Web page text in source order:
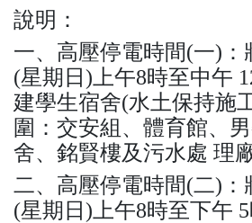
說明：
一、高壓停電時間(一)：
(星期日)上午8時至中午
建學生宿舍(水土保持施
圍：交安組、體育館、
舍、銘賢樓及污水處 理廠
二、高壓停電時間(二)：
(星期日)上午8時至下午